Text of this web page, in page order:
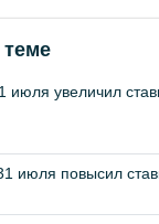
июля увеличил
июля повысил